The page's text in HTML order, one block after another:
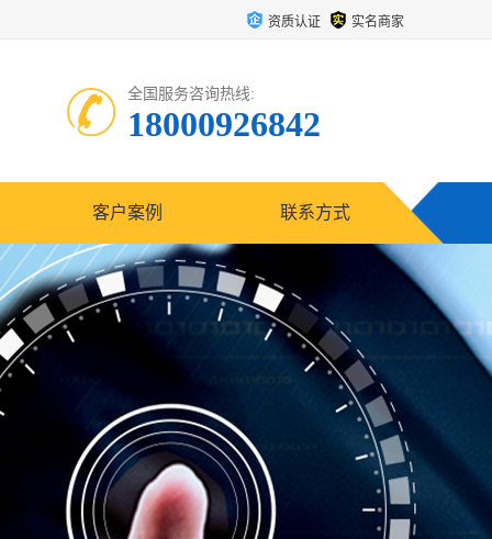
资质认证 实名商家
全国服务咨询热线:
18000926842
客户案例 联系方式